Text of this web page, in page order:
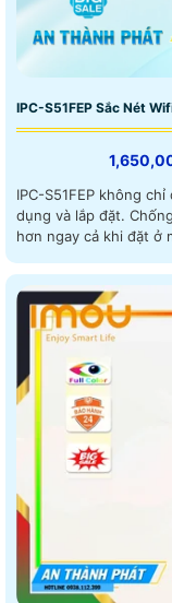
IPC-S51FEP Sắc Nét
IPC-S51FEP không
dụng và lắp đặt. Chống Ngược Sáng HDR giúp hình ảnh rõ nét
hơn ngay cả khi đặt ở